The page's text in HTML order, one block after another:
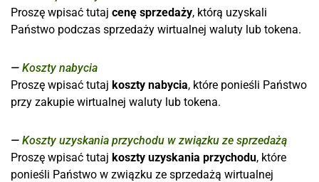
Proszę wpisać tutaj cenę sprzedaży, którą uzyskali
Państwo podczas sprzedaży wirtualnej waluty lub tokena.
Koszty nabycia
Proszę wpisać tutaj koszty nabycia, które ponieśli Państwo
przy zakupie wirtualnej waluty lub tokena.
Koszty uzyskania przychodu w związku ze sprzedażą
Proszę wpisać tutaj koszty uzyskania przychodu, które
ponieśli Państwo w związku ze sprzedażą wirtualnej